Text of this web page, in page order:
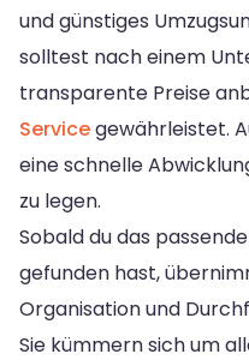
und günstiges
solltest nach einem
transparente Preise
Servicegewährleistet.
eine schnelle
zu legen.
Sobald du das
gefunden hast,
Organisation und
Sie kümmern sich um